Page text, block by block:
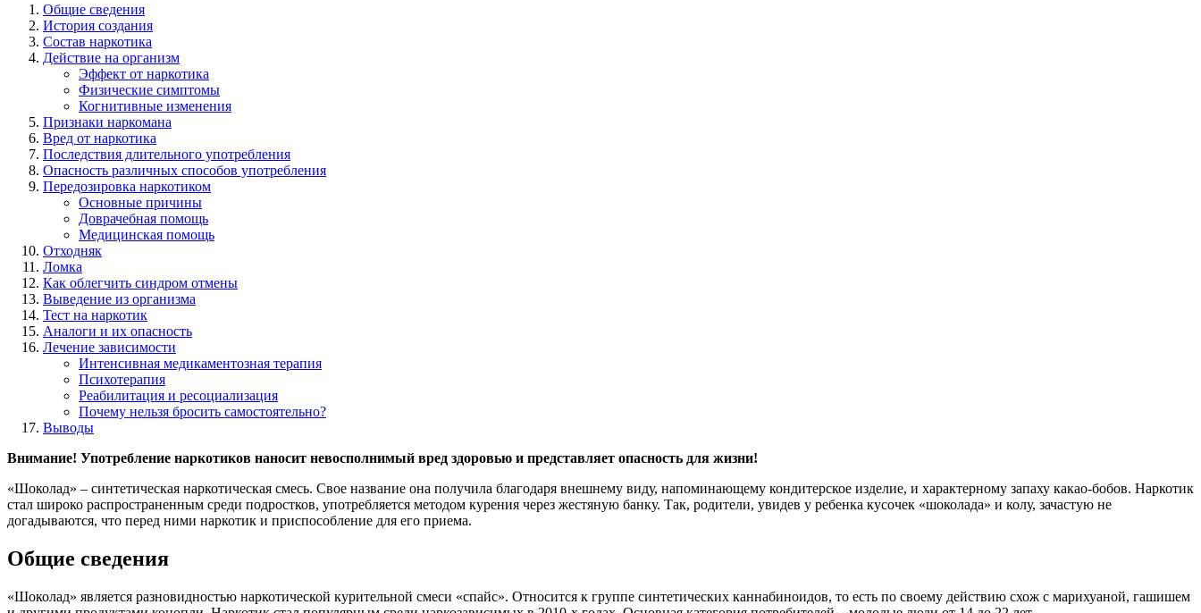
Общие сведения
История создания
Состав наркотика
Действие на организм
Эффект от наркотика
Физические симптомы
Когнитивные изменения
Признаки наркомана
Вред от наркотика
Последствия длительного употребления
Опасность различных способов употребления
Передозировка наркотиком
Основные причины
Доврачебная помощь
Медицинская помощь
Отходняк
Ломка
Как облегчить синдром отмены
Выведение из организма
Тест на наркотик
Аналоги и их опасность
Лечение зависимости
Интенсивная медикаментозная терапия
Психотерапия
Реабилитация и ресоциализация
Почему нельзя бросить самостоятельно?
Выводы
Внимание! Употребление наркотиков наносит невосполнимый вред здоровью и представляет опасность для жизни!
«Шоколад» – синтетическая наркотическая смесь. Свое название она получила благодаря внешнему виду, напоминающему кондитерское изделие, и характерному запаху какао-бобов. Наркотик
стал широко распространенным среди подростков, употребляется методом курения через жестяную банку. Так, родители, увидев у ребенка кусочек «шоколада» и колу, зачастую не
догадываются, что перед ними наркотик и приспособление для его приема.
Общие сведения
«Шоколад» является разновидностью наркотической курительной смеси «спайс». Относится к группе синтетических каннабиноидов, то есть по своему действию схож с марихуаной, гашишем